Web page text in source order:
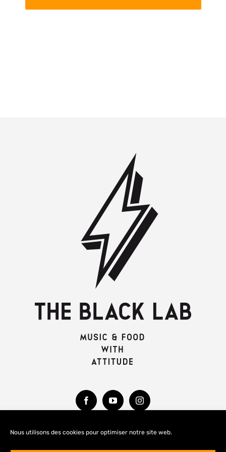
Nous utilisons des cookies pour optimiser notre site web.
MENTIONS LÉGALES